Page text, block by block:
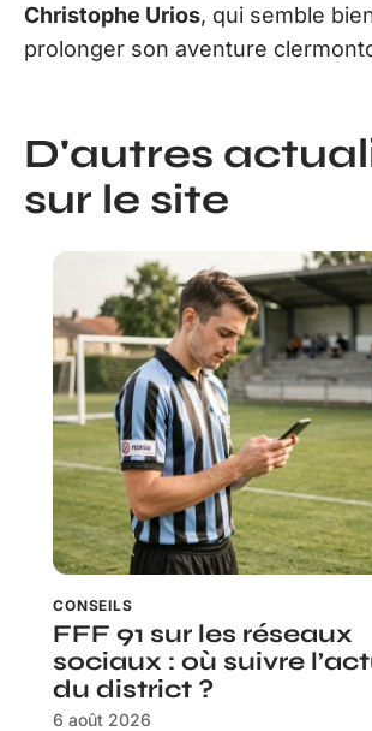
Christophe Urios, qui semble
prolonger son aventure
D'autres
sur le site
CONSEILS
FFF 91 sur les réseaux
sociaux : où suivre
du district ?
6 août 2026